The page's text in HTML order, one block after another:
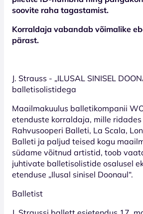
soovite raha tagastamist.
Korraldaja vabandab võimalike
pärast.
J. Strauss - „ILUSAL SINISEL
balletisolistidega
Maailmakuulus balletikompanii
etenduste korraldaja, mille
Rahvusooperi Balleti, La Scala,
Balleti ja paljud teised kogu
südame võitnud artistid, toob
juhtivate balletisolistide osalusel
etenduse „Ilusal sinisel Doonaul“.
Balletist